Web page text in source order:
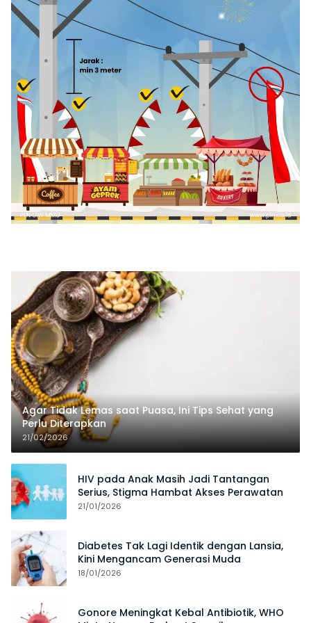
Agar Tidak Lemas saat Puasa, Ini Tips Sehat yang
Perlu Diterapkan
21/02/2026
HIV pada Anak Masih Jadi Tantangan
Serius, Stigma Hambat Akses Perawatan
21/01/2026
Diabetes Tak Lagi Identik dengan Lansia,
Kini Mengancam Generasi Muda
18/01/2026
Gonore Meningkat Kebal Antibiotik, WHO